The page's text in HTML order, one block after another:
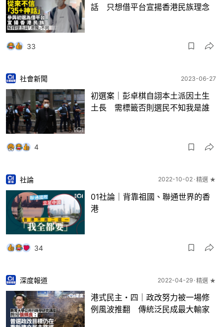
話 只想借平台宣揚香港民族理念
33
社會新聞 2023-06-27
初選案｜彭卓棋自詡本土派因土生
土長 需標籤否則選民不知我是誰
4
社論 2022-10-02 精選 ★
01社論｜背靠祖國、聯通世界的香
港
34
深度報道 2022-04-29 精選 ★
港式民主・四｜政改努力被一場修
例風波推翻 傳統泛民成最大輸家